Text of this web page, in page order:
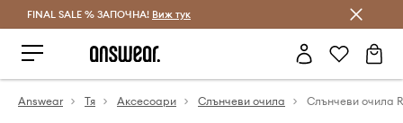
Спестявай с Answear Club
FINAL SALE % ЗАПОЧНА! Виж тук
Answear Тя Аксесоари Слънчеви очила Слънчеви очила